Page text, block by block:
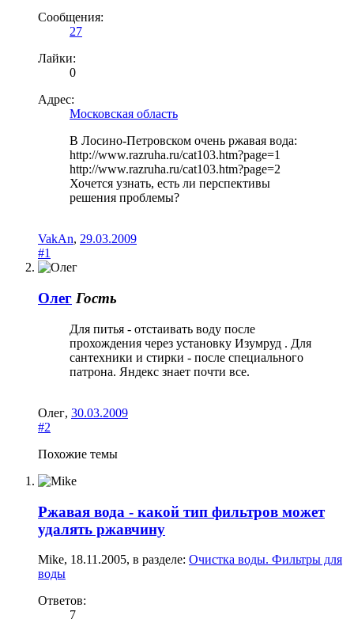
Сообщения:
27
Лайки:
0
Адрес:
Московская область
В Лосино-Петровском очень ржавая вода:
http://www.razruha.ru/cat103.htm?page=1
http://www.razruha.ru/cat103.htm?page=2
Хочется узнать, есть ли перспективы
решения проблемы?
VakAn, 29.03.2009
#1
Олег Гость
Для питья - отстаивать воду после
прохождения через установку Изумруд . Для
сантехники и стирки - после специального
патрона. Яндекс знает почти все.
Олег, 30.03.2009
#2
Похожие темы
Ржавая вода - какой тип фильтров может
удалять ржавчину
Mike, 18.11.2005, в разделе: Очистка воды. Фильтры для
воды
Ответов:
7